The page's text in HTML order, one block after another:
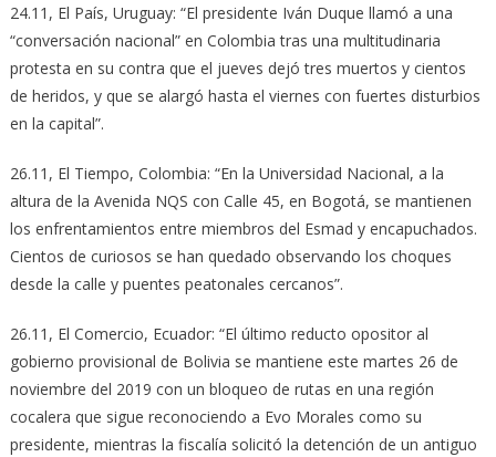
24.11, El País, Uruguay: “El presidente Iván Duque llamó a una
“conversación nacional” en Colombia tras una multitudinaria
protesta en su contra que el jueves dejó tres muertos y cientos
de heridos, y que se alargó hasta el viernes con fuertes disturbios
en la capital”.
26.11, El Tiempo, Colombia: “En la Universidad Nacional, a la
altura de la Avenida NQS con Calle 45, en Bogotá, se mantienen
los enfrentamientos entre miembros del Esmad y encapuchados.
Cientos de curiosos se han quedado observando los choques
desde la calle y puentes peatonales cercanos”.
26.11, El Comercio, Ecuador: “El último reducto opositor al
gobierno provisional de Bolivia se mantiene este martes 26 de
noviembre del 2019 con un bloqueo de rutas en una región
cocalera que sigue reconociendo a Evo Morales como su
presidente, mientras la fiscalía solicitó la detención de un antiguo